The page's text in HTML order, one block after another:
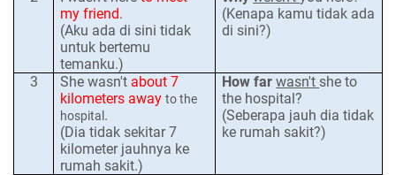
my friend.
(Aku ada di sini tidak
untuk bertemu
temanku.)
(Kenapa kamu tidak ada
di sini?)
3 She wasn't about 7
kilometers awayto the
hospital .
(Dia tidak sekitar 7
kilometer jauhnya ke
rumah sakit.)
How far wasn'tshe to
the hospital?
(Seberapa jauh dia tidak
ke rumah sakit?)